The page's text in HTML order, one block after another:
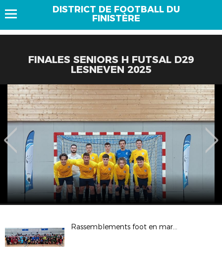
DISTRICT DE FOOTBALL DU
FINISTÈRE
FINALES SENIORS H FUTSAL D29
LESNEVEN 2025
Rassemblements foot en marchant D29 Nov 2022 Gouesnou et Quimper